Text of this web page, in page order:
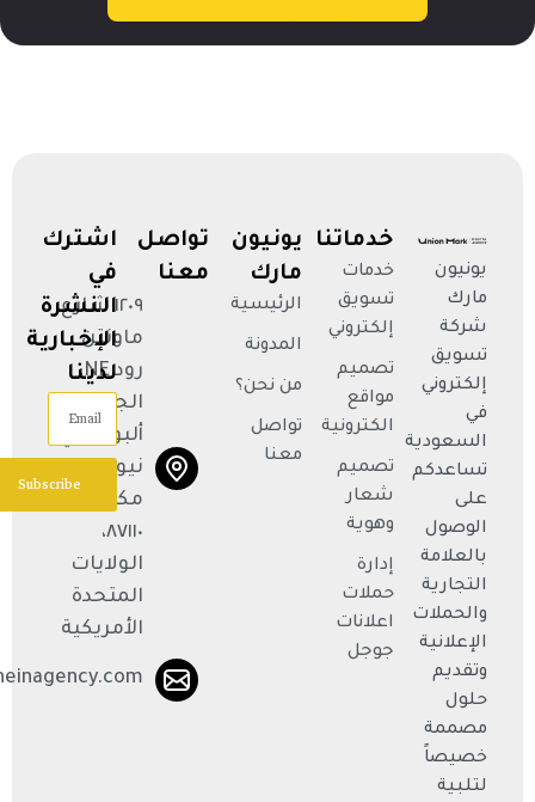
يونيون
مارك
شركة
تسويق
إلكتروني
في
السعودية
تساعدكم
على
الوصول
بالعلامة
التجارية
والحملات
الإعلانية
وتقديم
حلول
مصممة
خصيصاً
لتلبية
خدماتنا
خدمات
تسويق
إلكتروني
تصميم
مواقع
الكترونية
تصميم
شعار
وهوية
إدارة
حملات
اعلانات
جوجل
يونيون
مارك
الرئيسية
المدونة
من نحن؟
تواصل
معنا
تواصل
معنا
١٢٠٩ شارع
ماونتن
رود NE،
ألبوكيركي،
نيو
مكسيكو
٨٧١١٠،
الولايات
المتحدة
الأمريكية
اشترك
في
النشرة
الإخبارية
لدينا
Email
Subscribe